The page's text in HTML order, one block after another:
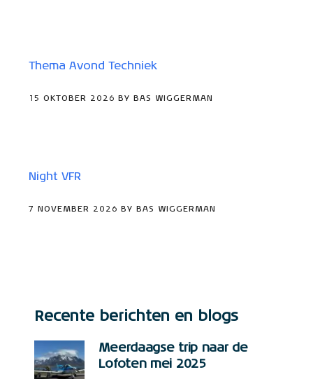
Thema Avond Techniek
15 OKTOBER 2026 BY BAS WIGGERMAN
Night VFR
7 NOVEMBER 2026 BY BAS WIGGERMAN
Recente berichten en blogs
Meerdaagse trip naar de
Lofoten mei 2025